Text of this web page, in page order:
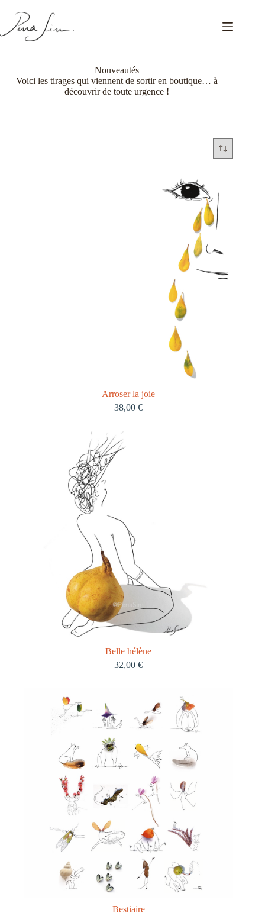
contenu
Nouveautés
Voici les tirages qui viennent de sortir en boutique… à
découvrir de toute urgence !
Arroser la joie
38,00€
Belle hélène
32,00€
Bestiaire